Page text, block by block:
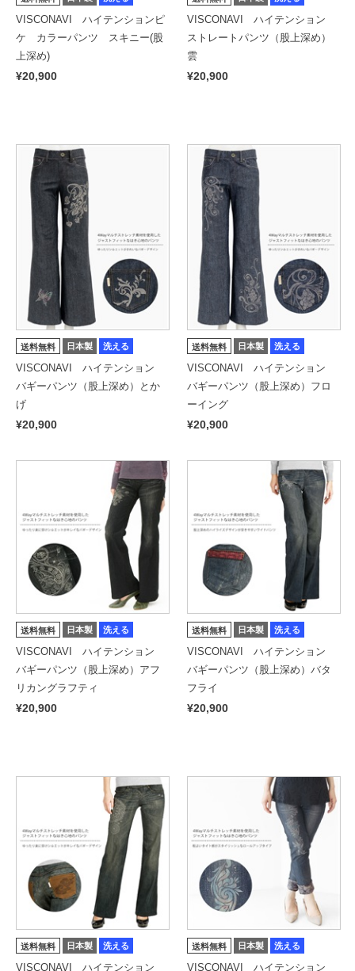
VISCONAVI ハイテンションピ
ケ カラーパンツ スキニー(股
上深め)
¥20,900
VISCONAVI ハイテンション
ストレートパンツ（股上深め）
雲
¥20,900
送料無料 日本製 洗える
VISCONAVI ハイテンション
バギーパンツ（股上深め）とか
げ
¥20,900
送料無料 日本製 洗える
VISCONAVI ハイテンション
バギーパンツ（股上深め）フロ
ーイング
¥20,900
送料無料 日本製 洗える
VISCONAVI ハイテンション
バギーパンツ（股上深め）アフ
リカングラフティ
¥20,900
送料無料 日本製 洗える
VISCONAVI ハイテンション
バギーパンツ（股上深め）バタ
フライ
¥20,900
送料無料 日本製 洗える
VISCONAVI ハイテンション
送料無料 日本製 洗える
VISCONAVI ハイテンション